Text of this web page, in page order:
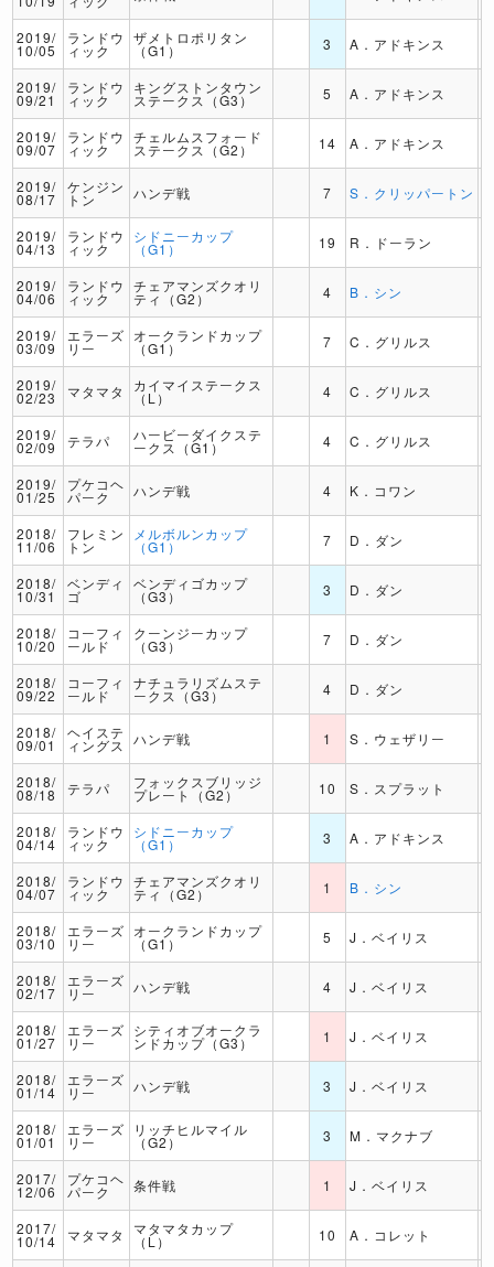
2019/
10/05
ランドウ
ィック
ザメトロポリタン
（G1） 3 A．アドキンス
2019/
09/21
ランドウ
ィック
キングストンタウン
ステークス（G3） 5 A．アドキンス
2019/
09/07
ランドウ
ィック
チェルムスフォード
ステークス（G2） 14 A．アドキンス
2019/
08/17
ケンジン
トン ハンデ戦 7 S．クリッパートン
2019/
04/13
ランドウ
ィック
シドニーカップ
（G1） 19 R．ドーラン
2019/
04/06
ランドウ
ィック
チェアマンズクオリ
ティ（G2） 4 B．シン
2019/
03/09
エラーズ
リー
オークランドカップ
（G1） 7 C．グリルス
2019/
02/23 マタマタ カイマイステークス
（L） 4 C．グリルス
2019/
02/09 テラパ ハービーダイクステ
ークス（G1） 4 C．グリルス
2019/
01/25
プケコヘ
パーク ハンデ戦 4 K．コワン
2018/
11/06
フレミン
トン
メルボルンカップ
（G1） 7 D．ダン
2018/
10/31
ベンディ
ゴ
ベンディゴカップ
（G3） 3 D．ダン
2018/
10/20
コーフィ
ールド
クーンジーカップ
（G3） 7 D．ダン
2018/
09/22
コーフィ
ールド
ナチュラリズムステ
ークス（G3） 4 D．ダン
2018/
09/01
ヘイステ
ィングス ハンデ戦 1 S．ウェザリー
2018/
08/18 テラパ フォックスブリッジ
プレート（G2） 10 S．スプラット
2018/
04/14
ランドウ
ィック
シドニーカップ
（G1） 3 A．アドキンス
2018/
04/07
ランドウ
ィック
チェアマンズクオリ
ティ（G2） 1 B．シン
2018/
03/10
エラーズ
リー
オークランドカップ
（G1） 5 J．ベイリス
2018/
02/17
エラーズ
リー ハンデ戦 4 J．ベイリス
2018/
01/27
エラーズ
リー
シティオブオークラ
ンドカップ（G3） 1 J．ベイリス
2018/
01/14
エラーズ
リー ハンデ戦 3 J．ベイリス
2018/
01/01
エラーズ
リー
リッチヒルマイル
（G2） 3 M．マクナブ
2017/
12/06
プケコヘ
パーク 条件戦 1 J．ベイリス
2017/
10/14 マタマタ マタマタカップ
（L） 10 A．コレット